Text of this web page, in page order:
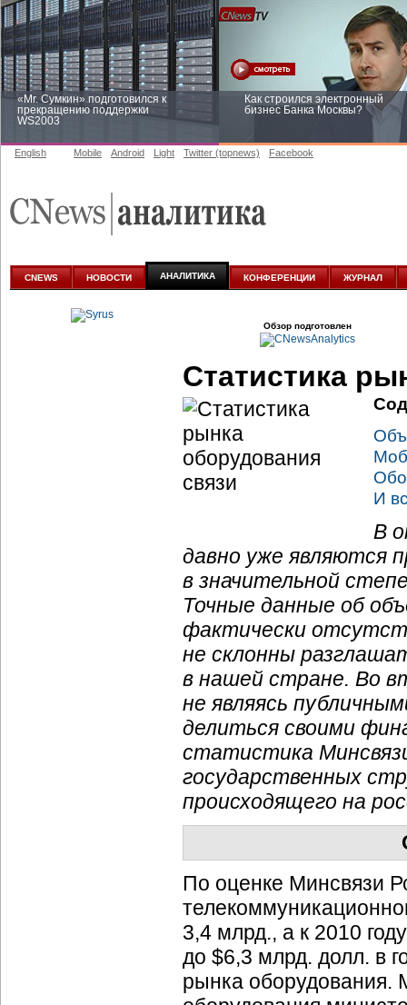
«Mr. Сумкин» подготовился к
прекращению поддержки
WS2003
Как строился электронный
бизнес Банка Москвы?
аналитике
English Mobile Android Light Twitter (topnews) Facebook
CNEWS НОВОСТИ АНАЛИТИКА КОНФЕРЕНЦИИ ЖУРНАЛ
Обзор подготовлен
Статистика
И
В
давно уже являются
в значительной
Точные данные об
фактически
не склонны
в нашей стране. Во
не являясь
делиться своими
статистика
государственных
происходящего на
По оценке Минсвязи
3,4 млрд., а к 2010
до $6,3 млрд. долл. в
рынка оборудования.